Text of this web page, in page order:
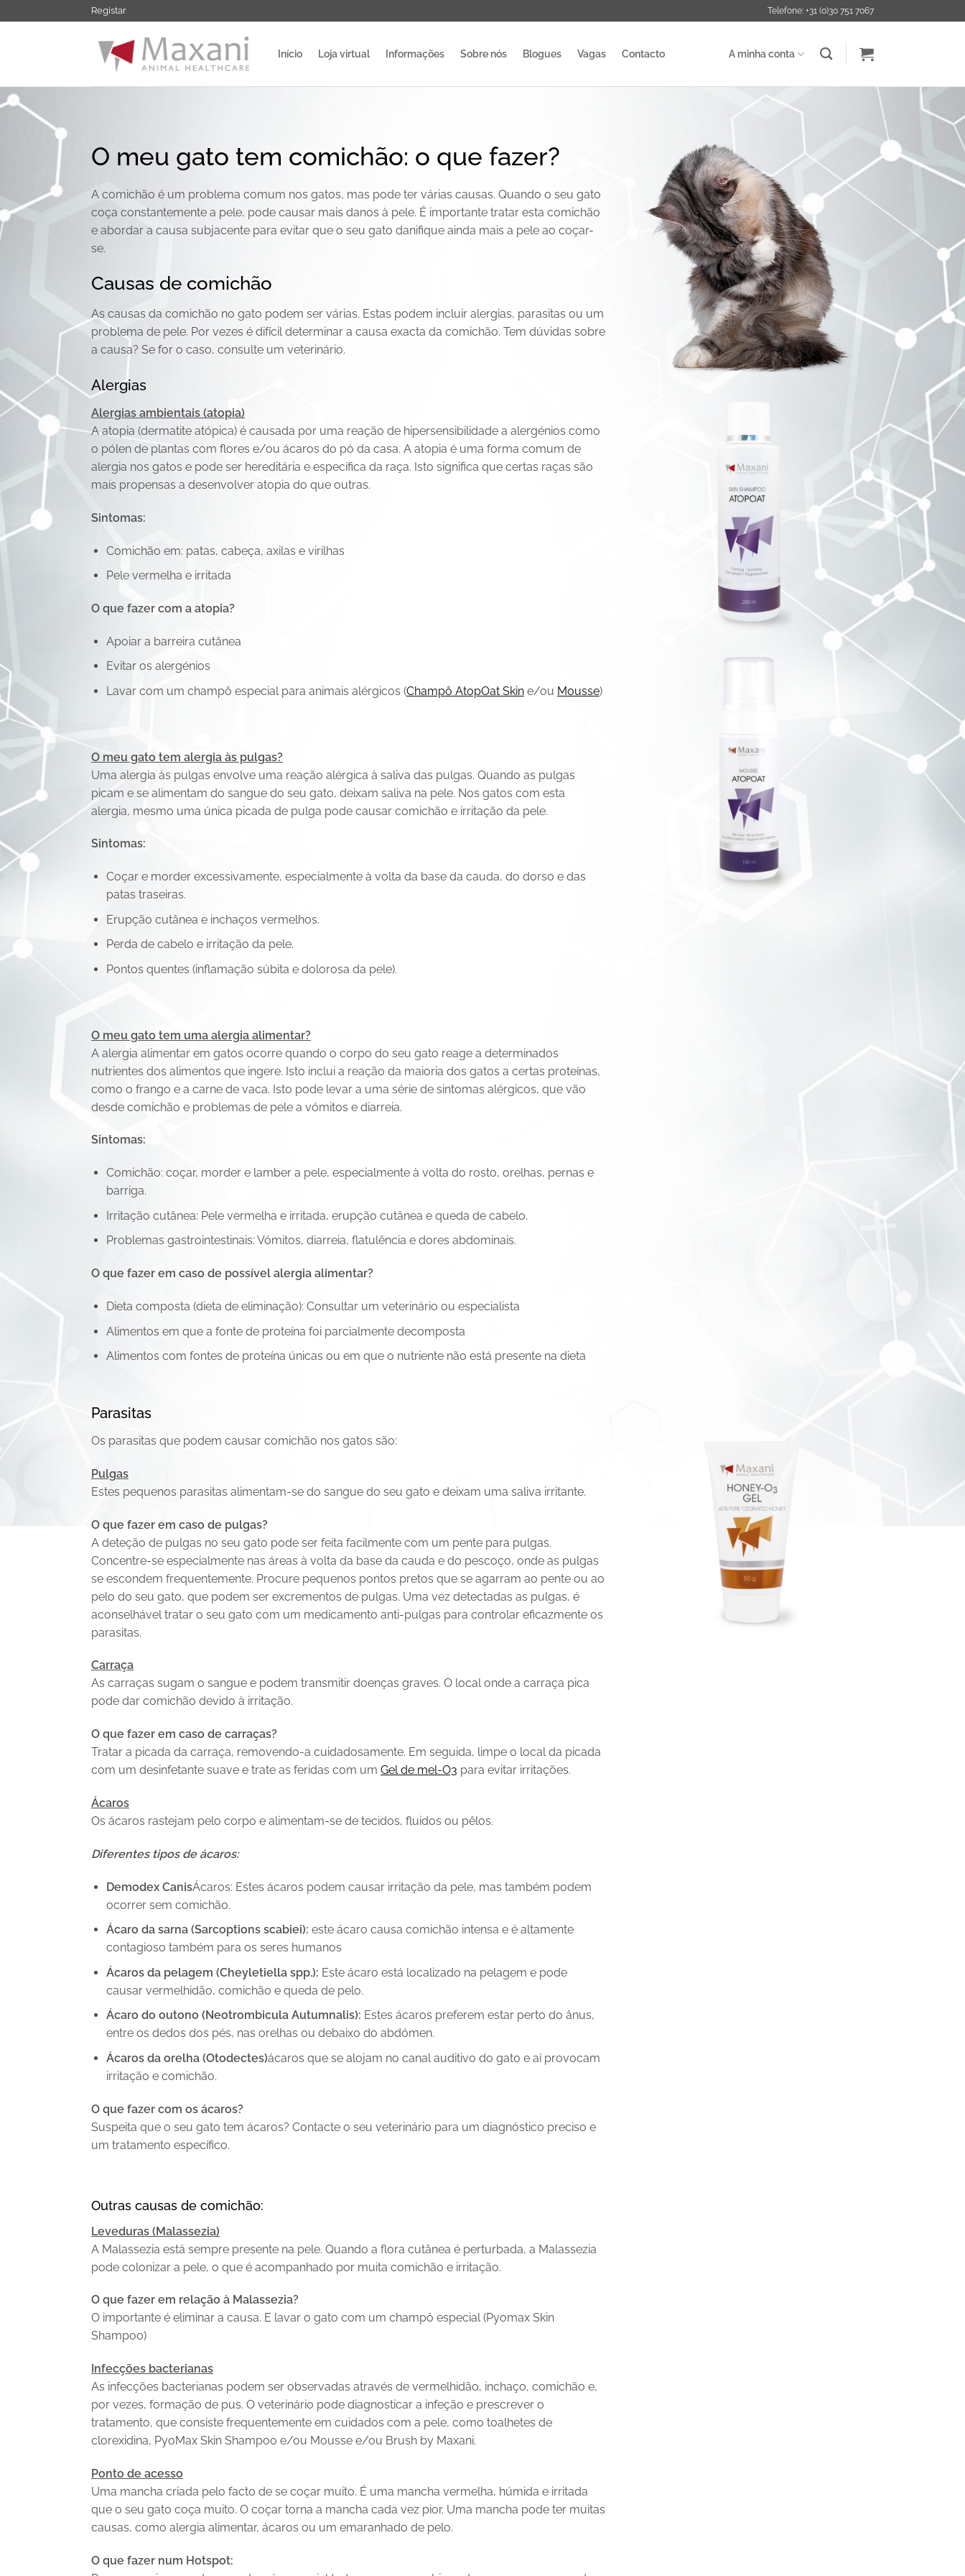
para
Registar Telefone: +31 (0)30 751 7067
Início Loja virtual Informações Sobre nós Blogues Vagas Contacto A minha conta
O meu gato tem comichão: o que fazer?
A comichão é um problema comum nos gatos, mas pode ter várias causas. Quando o seu gato
coça constantemente a pele, pode causar mais danos à pele. É importante tratar esta comichão
e abordar a causa subjacente para evitar que o seu gato danifique ainda mais a pele ao coçar-
se.
Causas de comichão
As causas da comichão no gato podem ser várias. Estas podem incluir alergias, parasitas ou um
problema de pele. Por vezes é difícil determinar a causa exacta da comichão. Tem dúvidas sobre
a causa? Se for o caso, consulte um veterinário.
Alergias
Alergias ambientais (atopia)
A atopia (dermatite atópica) é causada por uma reação de hipersensibilidade a alergénios como
o pólen de plantas com flores e/ou ácaros do pó da casa. A atopia é uma forma comum de
alergia nos gatos e pode ser hereditária e específica da raça. Isto significa que certas raças são
mais propensas a desenvolver atopia do que outras.
Sintomas:
Comichão em: patas, cabeça, axilas e virilhas
Pele vermelha e irritada
O que fazer com a atopia?
Apoiar a barreira cutânea
Evitar os alergénios
Lavar com um champô especial para animais alérgicos (Champô AtopOat Skine/ou Mousse)
O meu gato tem alergia às pulgas?
Uma alergia às pulgas envolve uma reação alérgica à saliva das pulgas. Quando as pulgas
picam e se alimentam do sangue do seu gato, deixam saliva na pele. Nos gatos com esta
alergia, mesmo uma única picada de pulga pode causar comichão e irritação da pele.
Sintomas:
Coçar e morder excessivamente, especialmente à volta da base da cauda, do dorso e das
patas traseiras.
Erupção cutânea e inchaços vermelhos.
Perda de cabelo e irritação da pele.
Pontos quentes (inflamação súbita e dolorosa da pele).
O meu gato tem uma alergia alimentar?
A alergia alimentar em gatos ocorre quando o corpo do seu gato reage a determinados
nutrientes dos alimentos que ingere. Isto inclui a reação da maioria dos gatos a certas proteínas,
como o frango e a carne de vaca. Isto pode levar a uma série de sintomas alérgicos, que vão
desde comichão e problemas de pele a vómitos e diarreia.
Sintomas:
Comichão: coçar, morder e lamber a pele, especialmente à volta do rosto, orelhas, pernas e
barriga.
Irritação cutânea: Pele vermelha e irritada, erupção cutânea e queda de cabelo.
Problemas gastrointestinais: Vómitos, diarreia, flatulência e dores abdominais.
O que fazer em caso de possível alergia alimentar?
Dieta composta (dieta de eliminação): Consultar um veterinário ou especialista
Alimentos em que a fonte de proteína foi parcialmente decomposta
Alimentos com fontes de proteína únicas ou em que o nutriente não está presente na dieta
Parasitas
Os parasitas que podem causar comichão nos gatos são:
Pulgas
Estes pequenos parasitas alimentam-se do sangue do seu gato e deixam uma saliva irritante.
O que fazer em caso de pulgas?
A deteção de pulgas no seu gato pode ser feita facilmente com um pente para pulgas.
Concentre-se especialmente nas áreas à volta da base da cauda e do pescoço, onde as pulgas
se escondem frequentemente. Procure pequenos pontos pretos que se agarram ao pente ou ao
pelo do seu gato, que podem ser excrementos de pulgas. Uma vez detectadas as pulgas, é
aconselhável tratar o seu gato com um medicamento anti-pulgas para controlar eficazmente os
parasitas.
Carraça
As carraças sugam o sangue e podem transmitir doenças graves. O local onde a carraça pica
pode dar comichão devido à irritação.
O que fazer em caso de carraças?
Tratar a picada da carraça, removendo-a cuidadosamente. Em seguida, limpe o local da picada
com um desinfetante suave e trate as feridas com um Gel de mel-O3 para evitar irritações.
Ácaros
Os ácaros rastejam pelo corpo e alimentam-se de tecidos, fluidos ou pêlos.
Diferentes tipos de ácaros:
Demodex CanisÁcaros: Estes ácaros podem causar irritação da pele, mas também podem
ocorrer sem comichão.
Ácaro da sarna (Sarcoptions scabiei): este ácaro causa comichão intensa e é altamente
contagioso também para os seres humanos
Ácaros da pelagem (Cheyletiella spp.): Este ácaro está localizado na pelagem e pode
causar vermelhidão, comichão e queda de pelo.
Ácaro do outono (Neotrombicula Autumnalis): Estes ácaros preferem estar perto do ânus,
entre os dedos dos pés, nas orelhas ou debaixo do abdómen.
Ácaros da orelha (Otodectes)ácaros que se alojam no canal auditivo do gato e aí provocam
irritação e comichão.
O que fazer com os ácaros?
Suspeita que o seu gato tem ácaros? Contacte o seu veterinário para um diagnóstico preciso e
um tratamento específico.
Outras causas de comichão:
Leveduras (Malassezia)
A Malassezia está sempre presente na pele. Quando a flora cutânea é perturbada, a Malassezia
pode colonizar a pele, o que é acompanhado por muita comichão e irritação.
O que fazer em relação à Malassezia?
O importante é eliminar a causa. E lavar o gato com um champô especial (Pyomax Skin
Shampoo)
Infecções bacterianas
As infecções bacterianas podem ser observadas através de vermelhidão, inchaço, comichão e,
por vezes, formação de pus. O veterinário pode diagnosticar a infeção e prescrever o
tratamento, que consiste frequentemente em cuidados com a pele, como toalhetes de
clorexidina, PyoMax Skin Shampoo e/ou Mousse e/ou Brush by Maxani.
Ponto de acesso
Uma mancha criada pelo facto de se coçar muito. É uma mancha vermelha, húmida e irritada
que o seu gato coça muito. O coçar torna a mancha cada vez pior. Uma mancha pode ter muitas
causas, como alergia alimentar, ácaros ou um emaranhado de pelo.
O que fazer num Hotspot: